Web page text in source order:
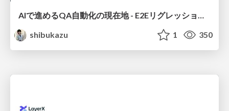
AIで進めるQA自動化の現在地 - E2Eリグレッションテストの整備と維持 -
shibukazu
1 350